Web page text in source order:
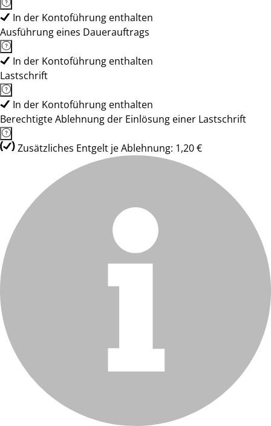
In der Kontoführung enthalten
Ausführung eines Dauerauftrags
In der Kontoführung enthalten
Lastschrift
In der Kontoführung enthalten
Berechtigte Ablehnung der Einlösung einer Lastschrift
Zusätzliches Entgelt je Ablehnung: 1,20 €